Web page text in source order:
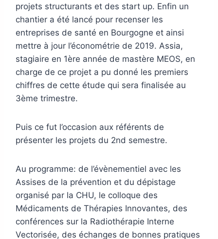
projets structurants et des start up. Enfin un
chantier a été lancé pour recenser les
entreprises de santé en Bourgogne et ainsi
mettre à jour l’économétrie de 2019. Assia,
stagiaire en 1ère année de mastère MEOS, en
charge de ce projet a pu donné les premiers
chiffres de cette étude qui sera finalisée au
3ème trimestre.
Puis ce fut l’occasion aux référents de
présenter les projets du 2nd semestre.
Au programme: de l’évènementiel avec les
Assises de la prévention et du dépistage
organisé par la CHU, le colloque des
Médicaments de Thérapies Innovantes, des
conférences sur la Radiothérapie Interne
Vectorisée, des échanges de bonnes pratiques